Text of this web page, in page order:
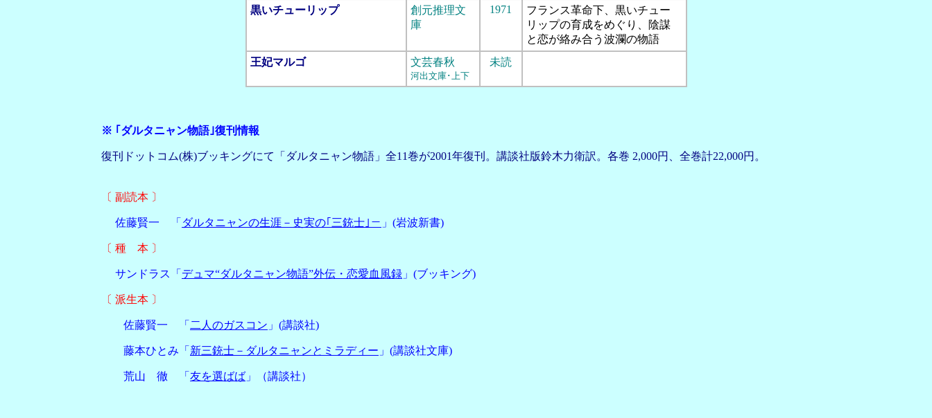
黒いチューリップ
創元推理文
庫
1971
フランス革命下、黒いチュー
リップの育成をめぐり、陰謀
と恋が絡み合う波瀾の物語
王妃マルゴ
文芸春秋
河出文庫･上下
未読
※ ｢ダルタニャン物語｣復刊情報
復刊ドットコム(株)ブッキングにて「ダルタニャン物語」全11巻が2001年復刊。講談社版鈴木力衛訳。各巻 2,000円、全巻計22,000円。
〔 副読本 〕
佐藤賢一 「 ダルタニャンの生涯－史実の｢三銃士｣－ 」(岩波新書)
〔 種 本 〕
サンドラス「 デュマ“ダルタニャン物語”外伝・恋愛血風録 」(ブッキング)
〔 派生本 〕
佐藤賢一 「 二人のガスコン 」(講談社)
藤本ひとみ「 新三銃士－ダルタニャンとミラディー 」(講談社文庫)
荒山 徹 「 友を選ばば 」（講談社）